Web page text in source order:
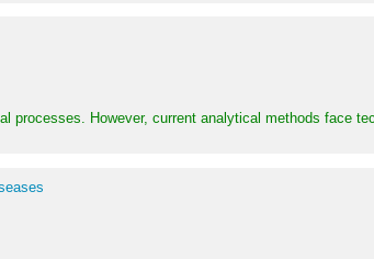
processes. However, current analytical methods face